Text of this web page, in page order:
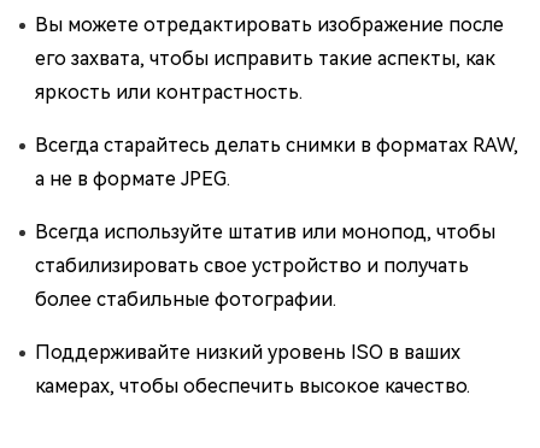
Вы можете отредактировать изображение после
его захвата, чтобы исправить такие аспекты, как
яркость или контрастность.
Всегда старайтесь делать снимки в форматах RAW,
а не в формате JPEG.
Всегда используйте штатив или монопод, чтобы
стабилизировать свое устройство и получать
более стабильные фотографии.
Поддерживайте низкий уровень ISO в ваших
камерах, чтобы обеспечить высокое качество.